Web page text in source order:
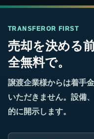
TRANSFEROR FIRST
売却を決める
全無料で。
譲渡企業様からは着手
いただきません。設備
的に開示します。